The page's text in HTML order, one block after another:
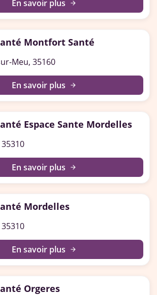
En savoir plus arrow_forward
Montfort Santé
Meu, 35160
En savoir plus arrow_forward
Espace Sante Mordelles
En savoir plus arrow_forward
Mordelles
En savoir plus arrow_forward
Orgeres